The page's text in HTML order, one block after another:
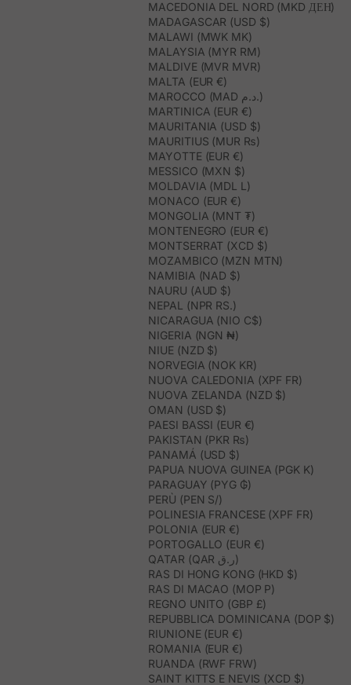
MACEDONIA DEL NORD (MKD ДЕН)
MADAGASCAR (USD $)
MALAWI (MWK MK)
MALAYSIA (MYR RM)
MALDIVE (MVR MVR)
MALTA (EUR €)
MAROCCO (MAD د.م.)
MARTINICA (EUR €)
MAURITANIA (USD $)
MAURITIUS (MUR ₨)
MAYOTTE (EUR €)
MESSICO (MXN $)
MOLDAVIA (MDL L)
MONACO (EUR €)
MONGOLIA (MNT ₮)
MONTENEGRO (EUR €)
MONTSERRAT (XCD $)
MOZAMBICO (MZN MTN)
NAMIBIA (NAD $)
NAURU (AUD $)
NEPAL (NPR RS.)
NICARAGUA (NIO C$)
NIGERIA (NGN ₦)
NIUE (NZD $)
NORVEGIA (NOK KR)
NUOVA CALEDONIA (XPF FR)
NUOVA ZELANDA (NZD $)
OMAN (USD $)
PAESI BASSI (EUR €)
PAKISTAN (PKR ₨)
PANAMÁ (USD $)
PAPUA NUOVA GUINEA (PGK K)
PARAGUAY (PYG ₲)
PERÙ (PEN S/)
POLINESIA FRANCESE (XPF FR)
POLONIA (EUR €)
PORTOGALLO (EUR €)
QATAR (QAR ر.ق)
RAS DI HONG KONG (HKD $)
RAS DI MACAO (MOP P)
REGNO UNITO (GBP £)
REPUBBLICA DOMINICANA (DOP $)
RIUNIONE (EUR €)
ROMANIA (EUR €)
RUANDA (RWF FRW)
SAINT KITTS E NEVIS (XCD $)